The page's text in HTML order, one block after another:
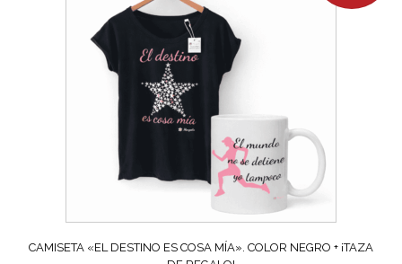
CAMISETA «EL DESTINO ES COSA MÍA». COLOR NEGRO + ¡TAZA